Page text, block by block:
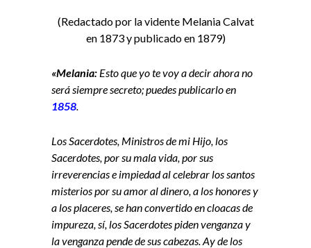
(Redactado por la vidente Melania Calvat
en 1873 y publicado en 1879)
«Melania: Esto que yo te voy a decir ahora no
será siempre secreto; puedes publicarlo en
1858
Los Sacerdotes, Ministros de mi Hijo, los
Sacerdotes, por su mala vida, por sus
irreverencias e impiedad al celebrar los santos
misterios por su amor al dinero, a los honores y
a los placeres, se han convertido en cloacas de
impureza, sí, los Sacerdotes piden venganza y
la venganza pende de sus cabezas. Ay de los